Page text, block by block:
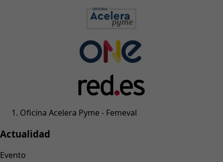
Oficina Acelera Pyme - Femeval
Actualidad
Evento